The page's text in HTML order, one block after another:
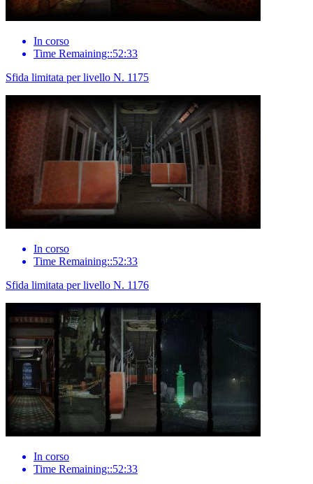
In corso
Time Remaining::52:33
Sfida limitata per livello N. 1175
In corso
Time Remaining::52:33
Sfida limitata per livello N. 1176
In corso
Time Remaining::52:33